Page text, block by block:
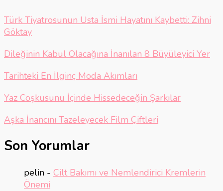
Türk Tiyatrosunun Usta İsmi Hayatını Kaybetti: Zihni
Göktay
Dileğinin Kabul Olacağına İnanılan 8 Büyüleyici Yer
Tarihteki En İlginç Moda Akımları
Yaz Coşkusunu İçinde Hissedeceğin Şarkılar
Aşka İnancını Tazeleyecek Film Çiftleri
Son Yorumlar
pelin - Cilt Bakımı ve Nemlendirici Kremlerin
Önemi